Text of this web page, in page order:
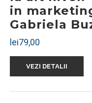
in
Gabriela
lei79,00
VEZI DETALII